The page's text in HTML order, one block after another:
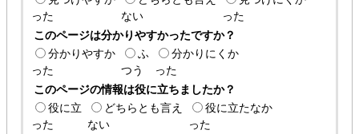
った
ない
った
このページは分かりやすかったですか？
分かりやすか
った
ふ
つう
分かりにくか
った
このページの情報は役に立ちましたか？
役に立
った
どちらとも言え
ない
役に立たなか
った